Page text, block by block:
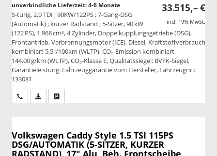
33.515,– €
incl. 19% MwSt.
unverbindliche Lieferzeit: 4-6 Monate
5-türig, 2.0 TDI ; 90KW/122PS ; 7-Gang-DSG
(Automatik) ; kurzer Radstand ; 5-Sitzer, 90 kW
(122 PS), 1.968 cm³, 4 Zylinder, Doppelkupplungsgetriebe (DSG),
Frontantrieb, Verbrennungsmotor (ICE), Diesel, Kraftstoffverbrauch
kombiniert 5,5 l/100km (WLTP), CO₂-Emission kombiniert
144.00 g/km (WLTP), CO₂-Klasse E, Qualitätssiegel: BVFK-Siegel,
Garantieleistung: Fahrzeuggarantie vom Hersteller, Fahrzeugnr.:
133081
Wir rufen Sie anPDF-Datei, Fahrzeugexposé drucken
Volkswagen Caddy Style 1.5 TSI 115PS
DSG/AUTOMATIK (5-SITZER, KURZER
RADSTAND), 17" Alu, Beh. Frontscheibe,